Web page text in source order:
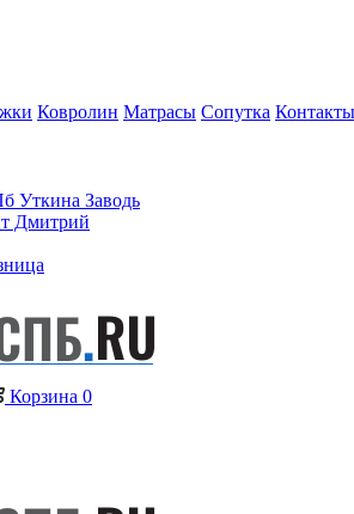
Ковролин Матрасы Сопутка Контакты
Уткина Заводь
Дмитрий
Корзина 0